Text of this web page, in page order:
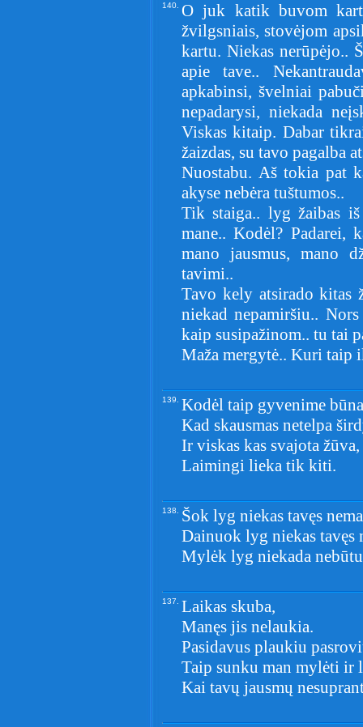
140. O juk katik buvom
žvilgsniais, stovėjom
kartu. Niekas nerūpėjo..
apie tave..
apkabinsi, švelniai
nepadarysi, niekada
Viskas kitaip. Dabar
žaizdas, su tavo pagalba
Nuostabu. Aš tokia pat
akyse nebėra tuštumos..
Tik staiga.. lyg žaibas
mane.. Kodėl? Padarei,
mano jausmus, mano
tavimi..
Tavo kely atsirado kitas
niekad nepamiršiu..
kaip susipažinom.. tu tai
Maža mergytė.. Kuri taip
139. Kodėl taip gyvenime
Kad skausmas netelpa
Ir viskas kas svajota žūva,
Laimingi lieka tik kiti.
138. Šok lyg niekas tavęs
Dainuok lyg niekas tavęs
Mylėk lyg niekada
137. Laikas skuba,
Manęs jis nelaukia.
Pasidavus plaukiu
Taip sunku man mylėti ir
Kai tavų jausmų